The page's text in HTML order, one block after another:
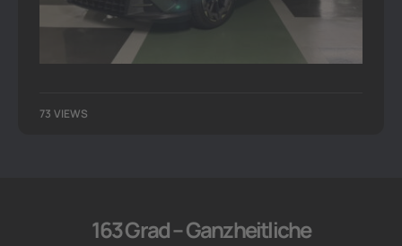
73 VIEWS
163 Grad – Ganzheitliche